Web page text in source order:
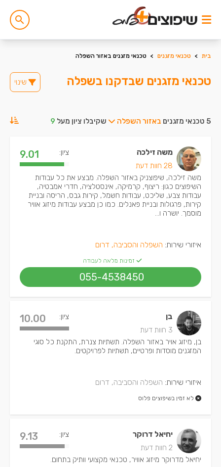
בית > טכנאי מזגנים > טכנאי מזגנים באזור השפלה
טכנאי מזגנים שבדקנו בשפלה שינוי
5 טכנאי מזגנים באזור השפלה שקיבלו ציון מעל 9
משה זילכה
28 חוות דעת
ציון: 9.01
משה זילכה, שיפוצניק באזור השפלה. מבצע את כל עבודות
השיפוצים כגון: ריצוף, קרמיקה, אינסטלציה, חדרי אמבטיה,
עבודות צבע, שליכט, עבודות חשמל, קירות גבס, הריסה ובניית
קירות, פרגולות ובניית פאנלים. כמו כן מבצע עבודות מיזוג אוויר
מוסמך. יושרה ו...
איזורי שירות: השפלה והסביבה, דרום
זמינות מלאה לעבודה
055-4538450
בן
3 חוות דעת
ציון: 10.00
בן, מיזוג אויר באזור השפלה. תשתיות צנרת, התקנת כל סוגי
המזגנים מוסדות ופרטיים, תשתיות לפרויקטים.
איזורי שירות: השפלה והסביבה, דרום
לא זמין בשיפוצים פלוס
יחיאל דרוקר
2 חוות דעת
ציון: 9.13
יחיאל מדרוקר מיזוג אוויר, טכנאי מקצועי וותיק בתחום.